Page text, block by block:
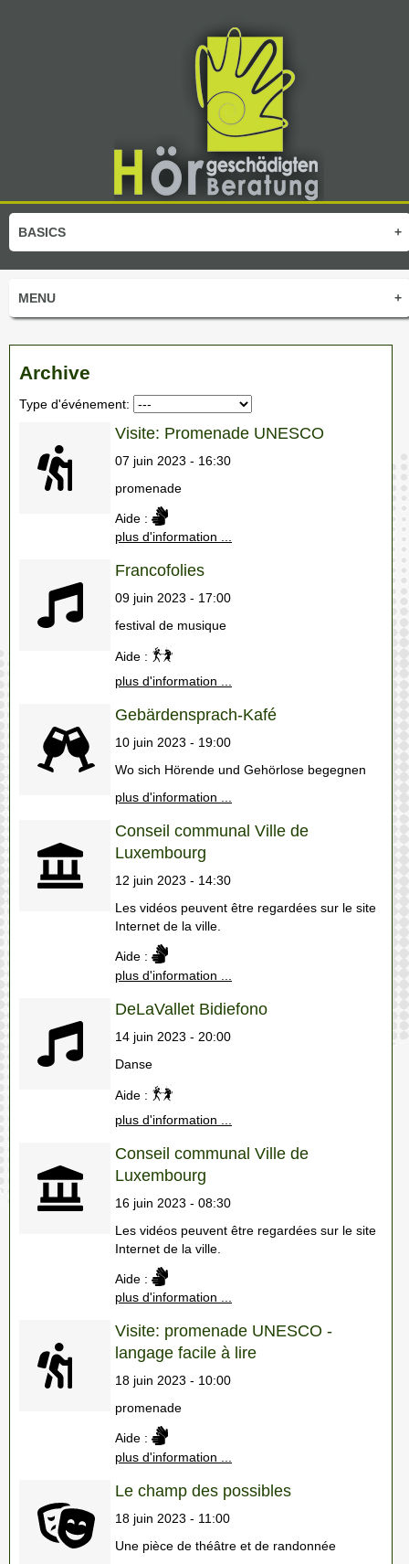
+
BASICS
+
MENU
Archive
Type d'événement:
Visite: Promenade UNESCO
07 juin 2023 - 16:30
promenade
Aide :
plus d'information ...
Francofolies
09 juin 2023 - 17:00
festival de musique
Aide :
plus d'information ...
Gebärdensprach-Kafé
10 juin 2023 - 19:00
Wo sich Hörende und Gehörlose begegnen
plus d'information ...
Conseil communal Ville de
Luxembourg
12 juin 2023 - 14:30
Les vidéos peuvent être regardées sur le site
Internet de la ville.
Aide :
plus d'information ...
DeLaVallet Bidiefono
14 juin 2023 - 20:00
Danse
Aide :
plus d'information ...
Conseil communal Ville de
Luxembourg
16 juin 2023 - 08:30
Les vidéos peuvent être regardées sur le site
Internet de la ville.
Aide :
plus d'information ...
Visite: promenade UNESCO -
langage facile à lire
18 juin 2023 - 10:00
promenade
Aide :
plus d'information ...
Le champ des possibles
18 juin 2023 - 11:00
Une pièce de théâtre et de randonnée